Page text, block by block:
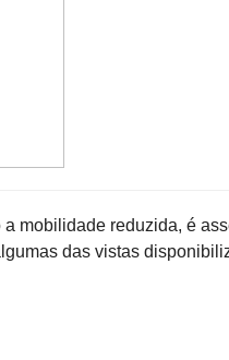
mobilidade reduzida, é
das vistas